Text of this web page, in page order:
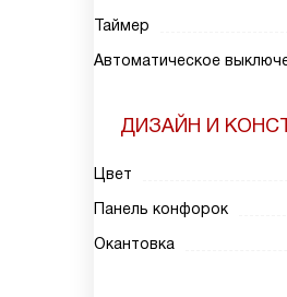
Таймер
Автоматическое
ДИЗАЙН И
Цвет
Панель конфорок
Окантовка